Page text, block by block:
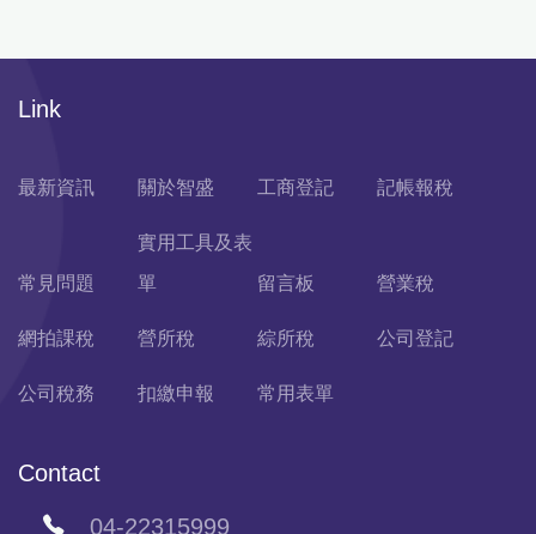
Link
最新資訊 關於智盛 工商登記 記帳報稅
常見問題
實用工具及表
單
留言板 營業稅
網拍課稅 營所稅 綜所稅 公司登記
公司稅務 扣繳申報 常用表單
Contact
04-22315999